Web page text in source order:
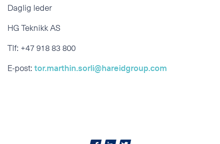
Daglig leder
HG Teknikk AS
Tlf: +47 918 83 800
E-post:tor.marthin.sorli@hareidgroup.com